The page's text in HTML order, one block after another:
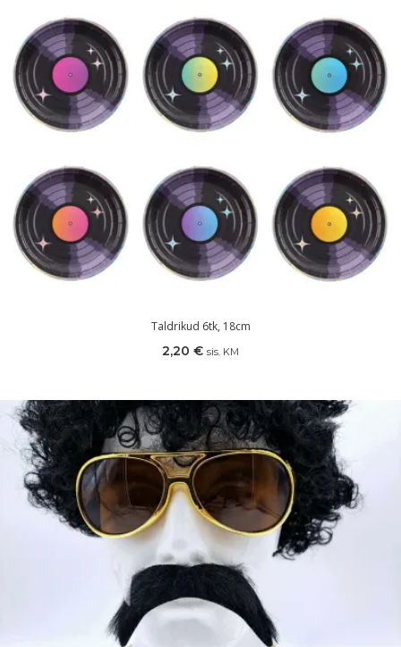
Taldrikud 6tk, 18cm
2,20 € sis. KM